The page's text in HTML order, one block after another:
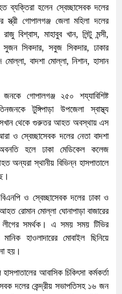
হলেন স্বেচ্ছাসেবক দলের
গোপালগঞ্জ জেলা মহিলা দলের
বিশ্বাস, মাহাবুব খান, লিন্টু মন্সী,
সুজন সিকদার, সবুজ সিকদার, ঢাকার
বাদশা মোল্লা, নিশান, হাসান
গোপালগঞ্জ ২৫০ শয্যাবিশিষ্ট
টুঙ্গিপাড়া উপজেলা স্বাস্থ্য
সেখান থেকে গুরুতর আহত অবস্থায় এস
ও স্বেচ্ছাসেবক দলের নেতা বাদশা
হলে ঢাকা মেডিকেল কলেজ
অন্যরা স্থানীয় বিভিন্ন হাসপাতালে
ও স্বেচ্ছাসেবক দলের ঢাকা ও
রোমান মোল্লা ঘোনাপাড়া বাজারের
লীগের সমর্থক। এ সময় সময় টিভির
হাওলাদারের মোবাইল ছিনিয়ে
হয়।
আবাসিক চিকিৎসা কর্মকর্তা
দলের কেন্দ্রীয় সভাপতিসহ ১৬ জন